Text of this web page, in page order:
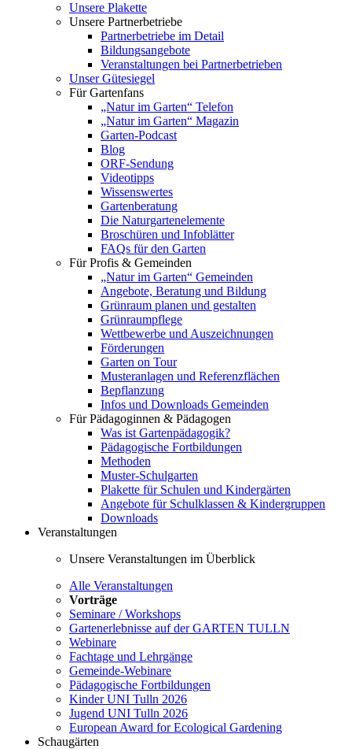
Unsere Plakette
Unsere Partnerbetriebe
Partnerbetriebe im Detail
Bildungsangebote
Veranstaltungen bei Partnerbetrieben
Unser Gütesiegel
Für Gartenfans
„Natur im Garten“ Telefon
„Natur im Garten“ Magazin
Garten-Podcast
Blog
ORF-Sendung
Videotipps
Wissenswertes
Gartenberatung
Die Naturgartenelemente
Broschüren und Infoblätter
FAQs für den Garten
Für Profis & Gemeinden
„Natur im Garten“ Gemeinden
Angebote, Beratung und Bildung
Grünraum planen und gestalten
Grünraumpflege
Wettbewerbe und Auszeichnungen
Förderungen
Garten on Tour
Musteranlagen und Referenzflächen
Bepflanzung
Infos und Downloads Gemeinden
Für Pädagoginnen & Pädagogen
Was ist Gartenpädagogik?
Pädagogische Fortbildungen
Methoden
Muster-Schulgarten
Plakette für Schulen und Kindergärten
Angebote für Schulklassen & Kindergruppen
Downloads
Veranstaltungen
Unsere Veranstaltungen im Überblick
Alle Veranstaltungen
Vorträge
Seminare / Workshops
Gartenerlebnisse auf der GARTEN TULLN
Webinare
Fachtage und Lehrgänge
Gemeinde-Webinare
Pädagogische Fortbildungen
Kinder UNI Tulln 2026
Jugend UNI Tulln 2026
European Award for Ecological Gardening
Schaugärten